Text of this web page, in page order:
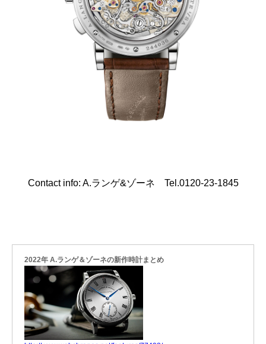
Contact info: A.ランゲ&ゾーネ Tel.0120-23-1845
2022年 A.ランゲ＆ゾーネの新作時計まとめ